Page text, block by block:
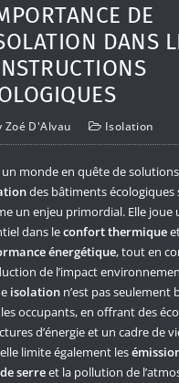
DE
DANS
Zoé D'Alvau Isolation
un monde en quête de
des bâtiments écologiques
un enjeu primordial. Elle joue
dans leconfort thermique
énergétique, tout en
de l’impact
isolation n’est pas seulement
occupants, en offrant des
d’énergie et un cadre de
limite également les
serreet la pollution de